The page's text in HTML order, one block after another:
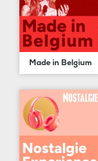
Made in Belgium